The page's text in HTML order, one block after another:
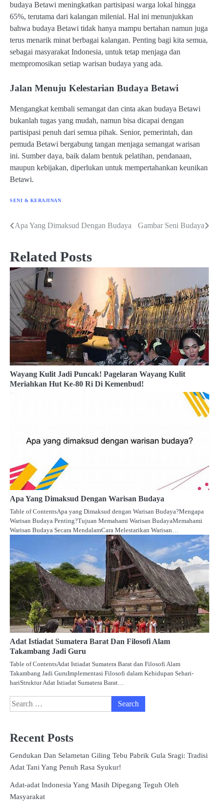
budaya Betawi meningkatkan partisipasi warga lokal hingga
65%, terutama dari kalangan milenial. Hal ini menunjukkan
bahwa budaya Betawi tidak hanya mampu bertahan namun juga
terus menarik minat berbagai kalangan. Penting bagi kita semua,
sebagai masyarakat Indonesia, untuk tetap menjaga dan
mempromosikan setiap warisan budaya yang ada.
Jalan Menuju Kelestarian Budaya Betawi
Mengangkat kembali semangat dan cinta akan budaya Betawi
bukanlah tugas yang mudah, namun bisa dicapai dengan
partisipasi penuh dari semua pihak. Senior, pemerintah, dan
pemuda Betawi bergabung tangan menjaga semangat warisan
ini. Sumber daya, baik dalam bentuk pelatihan, pendanaan,
maupun kebijakan, diperlukan untuk mempertahankan keunikan
Betawi.
SENI & KERAJINAN
Post
Apa Yang Dimaksud Dengan Budaya Gambar Seni Budaya
Related Posts
Wayang Kulit Jadi Puncak! Pagelaran Wayang Kulit
Meriahkan Hut Ke-80 Ri Di Kemenbud!
Apa Yang Dimaksud Dengan Warisan Budaya
Table of ContentsApa yang Dimaksud dengan Warisan Budaya?Mengapa
Warisan Budaya Penting?Tujuan Memahami Warisan BudayaMemahami
Warisan Budaya Secara MendalamCara Melestarikan Warisan…
Adat Istiadat Sumatera Barat Dan Filosofi Alam
Takambang Jadi Guru
Table of ContentsAdat Istiadat Sumatera Barat dan Filosofi Alam
Takambang Jadi GuruImplementasi Filosofi dalam Kehidupan Sehari-
hariStruktur Adat Istiadat Sumatera Barat…
Search
for:
Recent Posts
Gendukan Dan Selametan Giling Tebu Pabrik Gula Sragi: Tradisi
Adat Tani Yang Penuh Rasa Syukur!
Adat-adat Indonesia Yang Masih Dipegang Teguh Oleh
Masyarakat